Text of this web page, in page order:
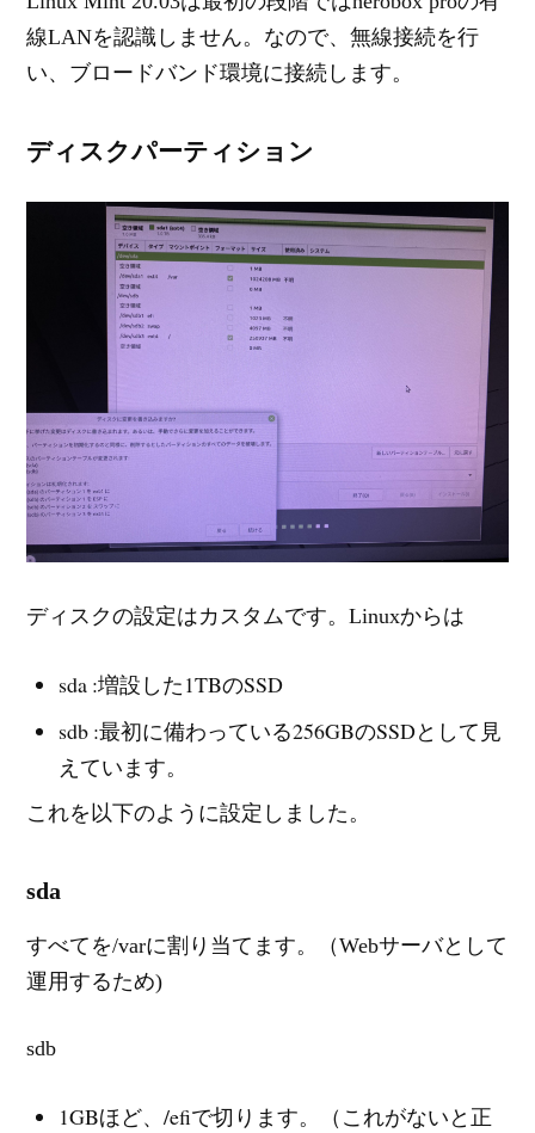
線LANを認識しません。なので、無線接続を行
い、ブロードバンド環境に接続します。
ディスクパーティション
ディスクの設定はカスタムです。Linuxからは
sda :増設した1TBのSSD
sdb :最初に備わっている256GBのSSDとして見
えています。
これを以下のように設定しました。
sda
すべてを/varに割り当てます。（Webサーバとして
運用するため)
sdb
1GBほど、/efiで切ります。（これがないと正